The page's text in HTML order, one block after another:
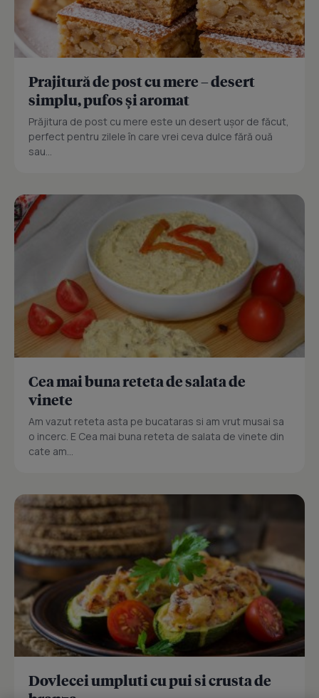
Prajitură de post cu mere – desert
simplu, pufos și aromat
Prăjitura de post cu mere este un desert ușor de făcut,
perfect pentru zilele în care vrei ceva dulce fără ouă
sau...
Cea mai buna reteta de salata de
vinete
Am vazut reteta asta pe bucataras si am vrut musai sa
o incerc. E Cea mai buna reteta de salata de vinete din
cate am...
Dovlecei umpluti cu pui si crusta de